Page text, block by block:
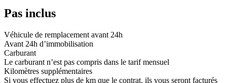
Pas inclus
Véhicule de remplacement avant 24h
Avant 24h d’immobilisation
Carburant
Le carburant n’est pas compris dans le tarif mensuel
Kilomètres supplémentaires
Si vous effectuez plus de km que le contrat, ils vous seront facturés